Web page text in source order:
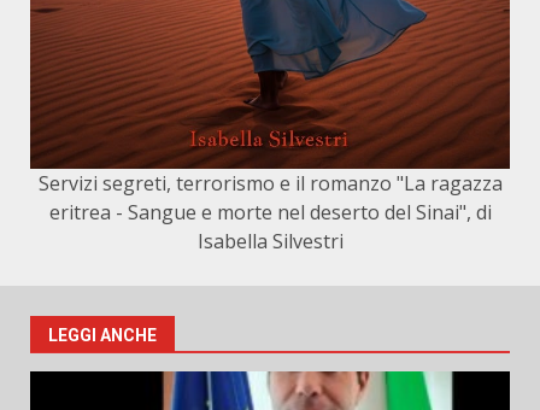
Servizi segreti, terrorismo e il romanzo "La ragazza
eritrea - Sangue e morte nel deserto del Sinai", di
Isabella Silvestri
LEGGI ANCHE